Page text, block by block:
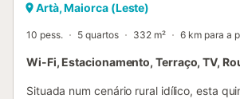
Artà, Maiorca (Leste)
10 pess. 5 quartos 332 m² 6 km para a
Wi-Fi, Estacionamento, Terraço, TV,
Situada num cenário rural idílico, esta